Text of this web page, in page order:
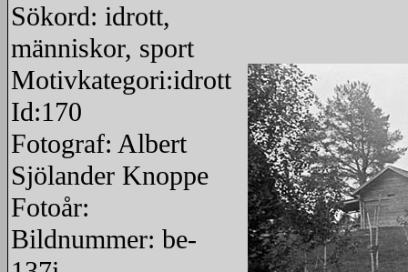
Sökord: idrott,
människor, sport
Motivkategori:idrott
Id:170
Fotograf: Albert
Sjölander Knoppe
Fotoår:
Bildnummer: be-